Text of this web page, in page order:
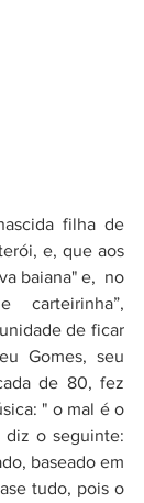
e, que aos
baiana" e,  no
carteirinha”,
de ficar
Gomes, seu
de 80, fez
" o mal é o
diz o seguinte:
baseado em
tudo, pois o